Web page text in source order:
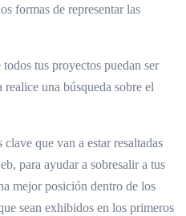
formas de representar las
tus proyectos puedan ser
una búsqueda sobre el
que van a estar resaltadas
para ayudar a sobresalir a tus
mejor posición dentro de los
sean exhibidos en los primeros